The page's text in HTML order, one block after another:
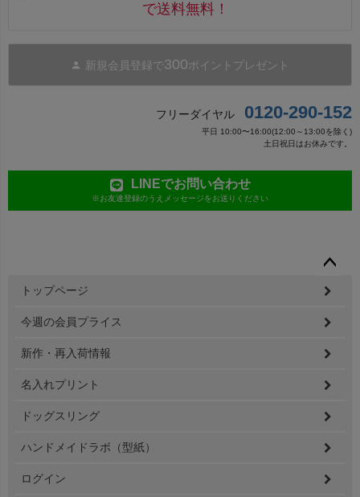
で送料無料！
新規会員登録で300ポイントプレゼント
フリーダイヤル 0120-290-152
平日 10:00〜16:00(12:00～13:00を除く)
土日祝日はお休みです。
LINEでお問い合わせ
※お友達登録のうえメッセージをお送りください
ペー
ップ
トップページ
今週の会員プライス
新作・再入荷情報
名入れプリント
ドッグスリング
ハンドメイドラボ（型紙）
ログイン